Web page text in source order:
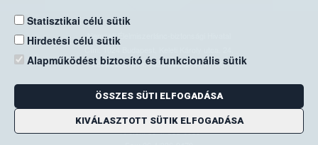
Statisztikai célú sütik
Hirdetési célú sütik
Alapműködést biztosító és funkcionális sütik
ÖSSZES SÜTI ELFOGADÁSA
KIVÁLASZTOTT SÜTIK ELFOGADÁSA
Nemzeti Élelmiszerlánc-biztonsági Hivatal
Levelezési cím: 1525 Budapest. Pf. 30.
E-mail:ugyfelszolgalat@nebih.gov.hu
Zöld szám: 06-80/263-244
Telefon: 06-1/ 336-9000